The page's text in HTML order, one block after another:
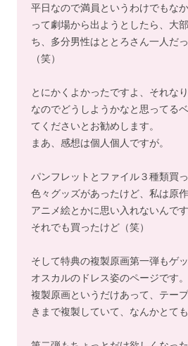
平日なので満員というわけでもな
って劇場から出ようとしたら、大
ち、多分男性はととろさん一人だ
（笑）
とにかくよかったですよ、それなり
なのでどうしようかなと思ってる
てくださいとお勧めします。
まあ、感想は個人個人ですが。
パンフレットとファイル３種類買
色々グッズがあったけど、私は原
アニメ絵とかに思い入れないんです
それでも買ったけど（笑）
そして特典の複製原画第一弾もゲッ
オスカルのドレス姿のページです。
複製原画というだけあって、テー
きまで複製していて、なんかとて